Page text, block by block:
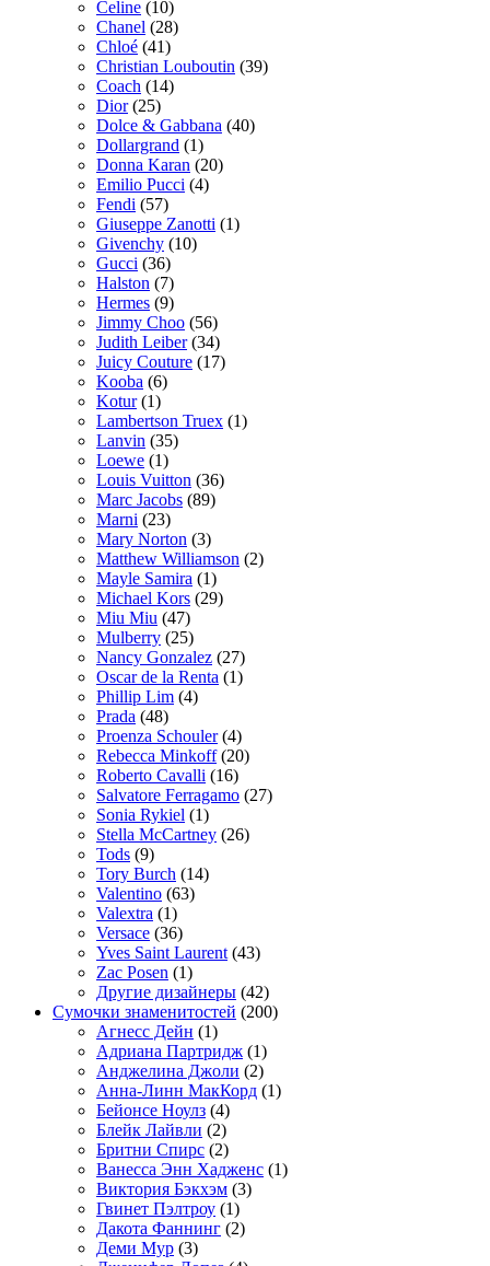
Celine (10)
Chanel (28)
Chloé (41)
Christian Louboutin (39)
Coach (14)
Dior(25)
Dolce & Gabbana (40)
Dollargrand (1)
Donna Karan (20)
Emilio Pucci (4)
Fendi (57)
Giuseppe Zanotti (1)
Givenchy (10)
Gucci (36)
Halston (7)
Hermes (9)
Jimmy Choo (56)
Judith Leiber(34)
Juicy Couture (17)
Kooba (6)
Kotur(1)
Lambertson Truex (1)
Lanvin (35)
Loewe (1)
Louis Vuitton (36)
Marc Jacobs (89)
Marni (23)
Mary Norton (3)
Matthew Williamson (2)
Mayle Samira (1)
Michael Kors (29)
Miu Miu (47)
Mulberry (25)
Nancy Gonzalez (27)
Oscar de la Renta (1)
Phillip Lim (4)
Prada (48)
Proenza Schouler(4)
Rebecca Minkoff(20)
Roberto Cavalli (16)
Salvatore Ferragamo (27)
Sonia Rykiel (1)
Stella McCartney (26)
Tods (9)
Tory Burch (14)
Valentino (63)
Valextra (1)
Versace (36)
Yves Saint Laurent (43)
Zac Posen (1)
Другие дизайнеры (42)
Сумочки знаменитостей (200)
Агнесс Дейн (1)
Адриана Партридж (1)
Анджелина Джоли (2)
Анна-Линн МакКорд (1)
Бейонсе Ноулз (4)
Блейк Лайвли (2)
Бритни Спирс (2)
Ванесса Энн Хадженс (1)
Виктория Бэкхэм (3)
Гвинет Пэлтроу (1)
Дакота Фаннинг (2)
Деми Мур (3)